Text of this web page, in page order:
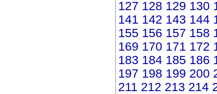
127 128 129 130
141 142 143 144
155 156 157 158
169 170 171 172
183 184 185 186
197 198 199 200
211 212 213 214